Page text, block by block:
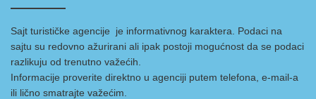
Sajt turističke agencije je informativnog karaktera. Podaci na
sajtu su redovno ažurirani ali ipak postoji mogućnost da se podaci
razlikuju od trenutno važećih.
Informacije proverite direktno u agenciji putem telefona, e-mail-a
ili lično smatrajte važećim.